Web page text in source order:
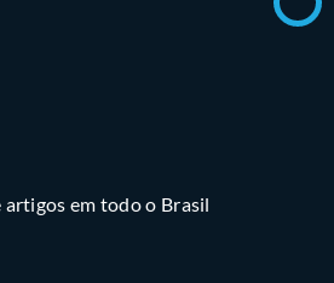
artigos em todo o Brasil